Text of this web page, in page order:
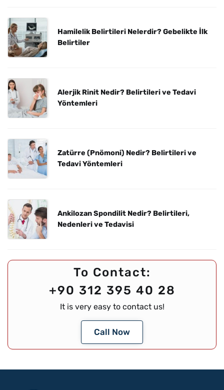
Hamilelik Belirtileri Nelerdir? Gebelikte İlk
Belirtiler
Alerjik Rinit Nedir? Belirtileri ve Tedavi
Yöntemleri
Zatürre (Pnömoni) Nedir? Belirtileri ve
Tedavi Yöntemleri
Ankilozan Spondilit Nedir? Belirtileri,
Nedenleri ve Tedavisi
To Contact:
+90 312 395 40 28
It is very easy to contact us!
Call Now